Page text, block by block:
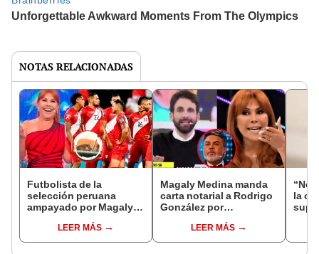
NOTAS RELACIONADAS
Futbolista de la
selección peruana
ampayado por Magaly
'errores' en su
matrimonio: "Nadie es
LEER MÁS
Magaly Medina manda
carta notarial a Rodrigo
González por
conjeturas sin pruebas"
LEER MÁS
la